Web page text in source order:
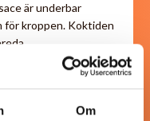
Om
är underbar
för kroppen. Koktiden